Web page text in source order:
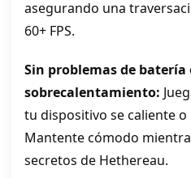
asegurando una
60+ FPS.
Sin problemas de batería
sobrecalentamiento:
tu dispositivo se caliente
Mantente cómodo
secretos de Hethereau.